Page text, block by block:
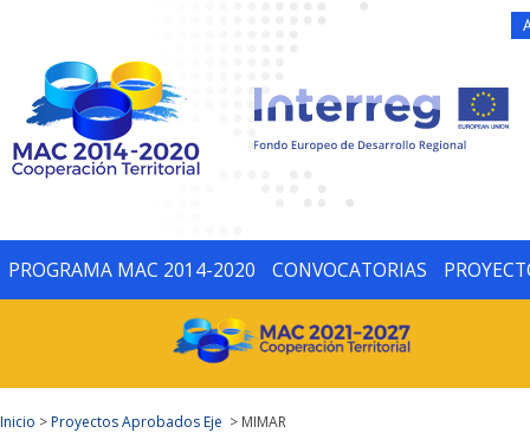
PROGRAMA MAC 2014-2020 CONVOCATORIAS
Inicio >Proyectos Aprobados Eje > MIMAR